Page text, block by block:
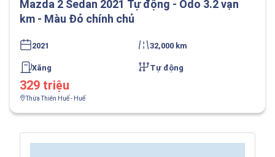
Mazda 2 Sedan 2021 Tự động - Odo 3.2 vạn
km - Màu Đỏ chính chủ
2021 32,000 km
Xăng Tự động
329 triệu
Thừa Thiên Huế - Huế